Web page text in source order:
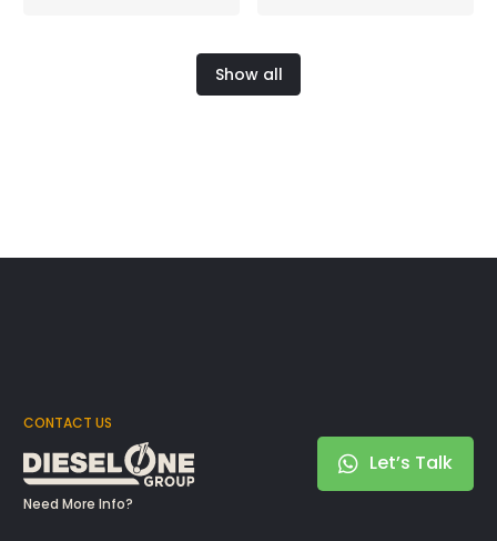
Show all
CONTACT US
Need More Info?
Let’s Talk